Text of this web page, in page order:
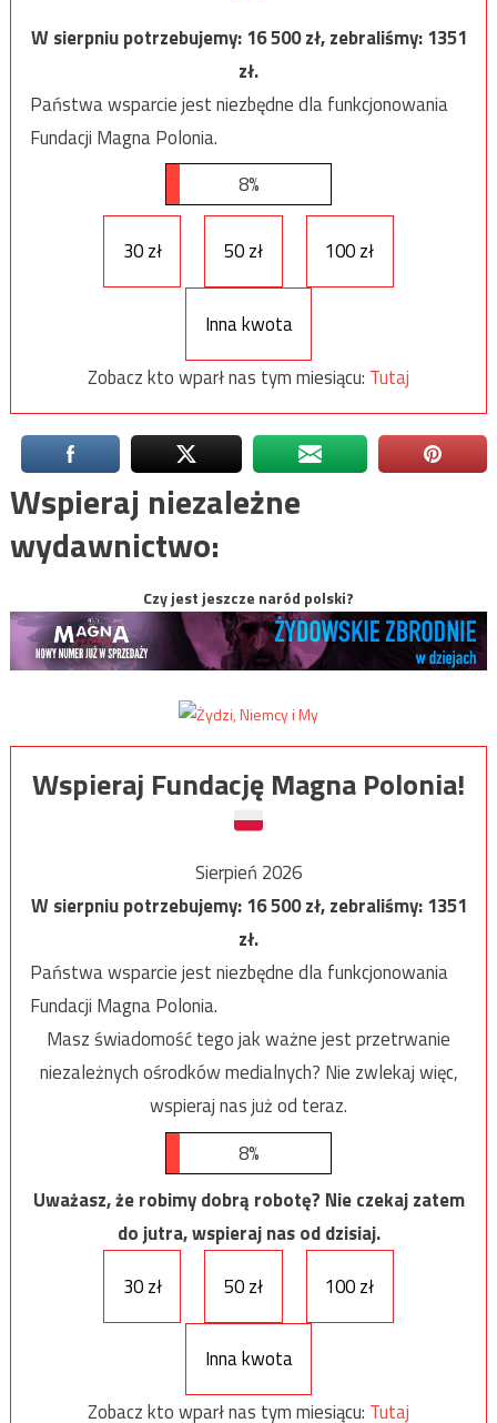
W sierpniu potrzebujemy:16 500zł, zebraliśmy:1351
zł.
Państwa wsparcie jest niezbędne dla funkcjonowania
Fundacji Magna Polonia.
8%
30 zł 50 zł 100 zł
Inna kwota
Zobacz kto wparł nas tym miesiącu: Tutaj
Wspieraj niezależne
wydawnictwo:
Czy jest jeszcze naród polski?
Wspieraj Fundację Magna Polonia!
Sierpień 2026
W sierpniu potrzebujemy:16 500zł, zebraliśmy:1351
zł.
Państwa wsparcie jest niezbędne dla funkcjonowania
Fundacji Magna Polonia.
Masz świadomość tego jak ważne jest przetrwanie
niezależnych ośrodków medialnych? Nie zwlekaj więc,
wspieraj nas już od teraz.
8%
Uważasz, że robimy dobrą robotę? Nie czekaj zatem
do jutra, wspieraj nas od dzisiaj.
30 zł
50 zł 100 zł
Inna kwota
Zobacz kto wparł nas tym miesiącu: Tutaj